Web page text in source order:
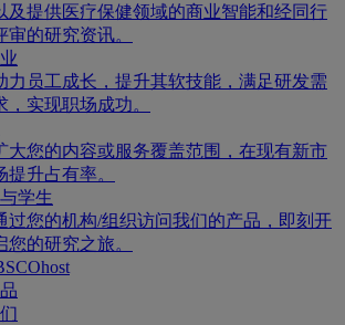
及提供医疗保健领域的商业智能和经同行
审的研究资讯。
力员工成长，提升其软技能，满足研发需
，实现职场成功。
大您的内容或服务覆盖范围，在现有新市
提升占有率。
学生
过您的机构/组织访问我们的产品，即刻开
您的研究之旅。